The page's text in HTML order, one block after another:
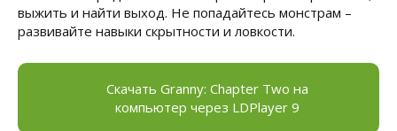
выжить и найти выход. Не попадайтесь монстрам –
развивайте навыки скрытности и ловкости.
Скачать Granny: Chapter Two на
компьютер через LDPlayer 9